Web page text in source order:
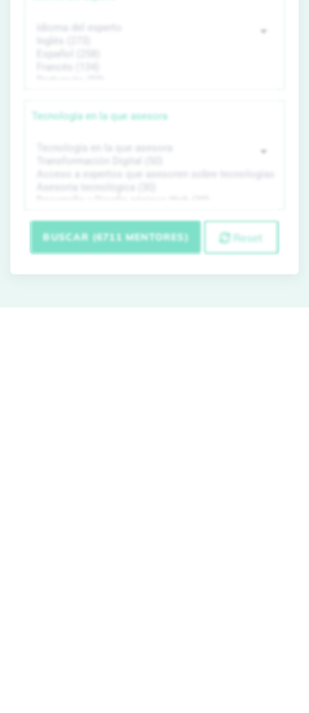
Tecnología en la que asesora
BUSCAR (6711 MENTORES) Reset